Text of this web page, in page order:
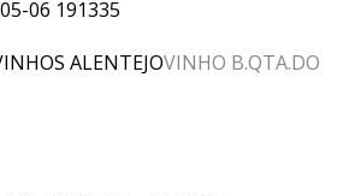
ALENTEJOVINHO B.QTA.DO